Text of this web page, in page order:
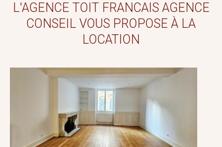
L'AGENCE TOIT FRANCAIS AGENCE
CONSEIL VOUS PROPOSE À LA
LOCATION